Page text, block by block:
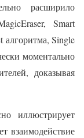
расширило
Smart
алгоритма, Single
моментально
доказывая
иллюстрирует
взаимодействие